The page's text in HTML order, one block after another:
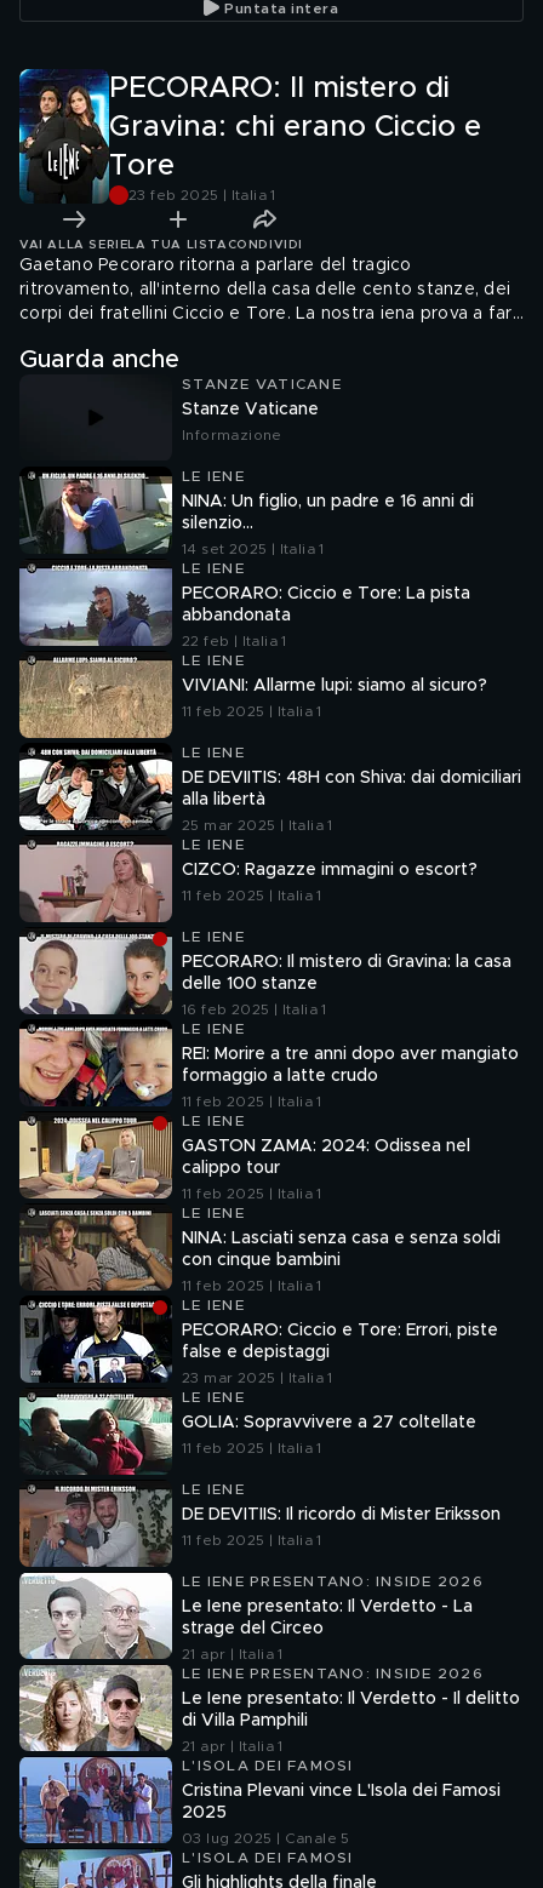
Puntata intera
PECORARO: Il mistero di
Gravina: chi erano Ciccio e
Tore
23 feb 2025 | Italia 1
VAI ALLA SERIE LA TUA LISTA CONDIVIDI
Gaetano Pecoraro ritorna a parlare del tragico
ritrovamento, all'interno della casa delle cento stanze, dei
corpi dei fratellini Ciccio e Tore. La nostra iena prova a fare
scomparsa dei fratellini
Guarda anche
STANZE VATICANE
Stanze Vaticane
Informazione
LE IENE
NINA: Un figlio, un padre e 16 anni di
silenzio...
14 set 2025 | Italia 1
LE IENE
PECORARO: Ciccio e Tore: La pista
abbandonata
22 feb | Italia 1
LE IENE
VIVIANI: Allarme lupi: siamo al sicuro?
11 feb 2025 | Italia 1
LE IENE
DE DEVIITIS: 48H con Shiva: dai domiciliari
alla libertà
25 mar 2025 | Italia 1
LE IENE
CIZCO: Ragazze immagini o escort?
11 feb 2025 | Italia 1
LE IENE
PECORARO: Il mistero di Gravina: la casa
delle 100 stanze
16 feb 2025 | Italia 1
LE IENE
REI: Morire a tre anni dopo aver mangiato
formaggio a latte crudo
11 feb 2025 | Italia 1
LE IENE
GASTON ZAMA: 2024: Odissea nel
calippo tour
11 feb 2025 | Italia 1
LE IENE
NINA: Lasciati senza casa e senza soldi
con cinque bambini
11 feb 2025 | Italia 1
LE IENE
PECORARO: Ciccio e Tore: Errori, piste
false e depistaggi
23 mar 2025 | Italia 1
LE IENE
GOLIA: Sopravvivere a 27 coltellate
11 feb 2025 | Italia 1
LE IENE
DE DEVITIIS: Il ricordo di Mister Eriksson
11 feb 2025 | Italia 1
LE IENE PRESENTANO: INSIDE 2026
Le Iene presentato: Il Verdetto - La
strage del Circeo
21 apr | Italia 1
LE IENE PRESENTANO: INSIDE 2026
Le Iene presentato: Il Verdetto - Il delitto
di Villa Pamphili
21 apr | Italia 1
L'ISOLA DEI FAMOSI
Cristina Plevani vince L'Isola dei Famosi
2025
03 lug 2025 | Canale 5
L'ISOLA DEI FAMOSI
Gli highlights della finale